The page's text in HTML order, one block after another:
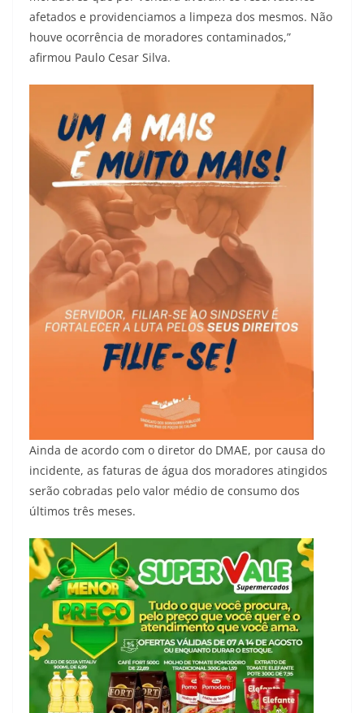
afetados e providenciamos a limpeza dos mesmos. Não
houve ocorrência de moradores contaminados,”
afirmou Paulo Cesar Silva.
Ainda de acordo com o diretor do DMAE, por causa do
incidente, as faturas de água dos moradores atingidos
serão cobradas pelo valor médio de consumo dos
últimos três meses.